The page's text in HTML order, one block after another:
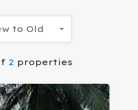
2 properties
to Old